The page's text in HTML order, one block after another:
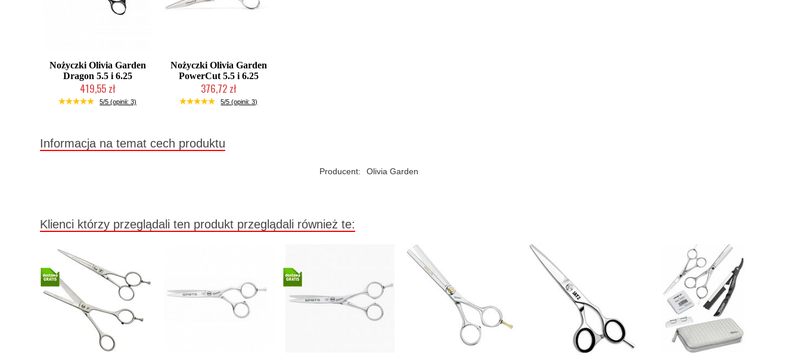
Nożyczki Olivia Garden
Dragon 5.5 i 6.25
419,55 zł
Duża ilość (wysyłka w 24h)
5/5 (opinii: 3)
Nożyczki Olivia Garden
PowerCut 5.5 i 6.25
376,72 zł
Duża ilość (wysyłka w 24h)
5/5 (opinii: 3)
Informacja na temat cech produktu
Producent: Olivia Garden
Klienci którzy przeglądali ten produkt przeglądali również te: